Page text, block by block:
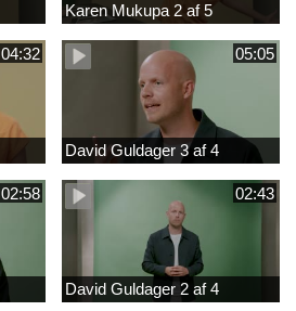
Karen Mukupa 2 af 5
04:32 05:05
David Guldager 3 af 4
02:58 02:43
David Guldager 2 af 4